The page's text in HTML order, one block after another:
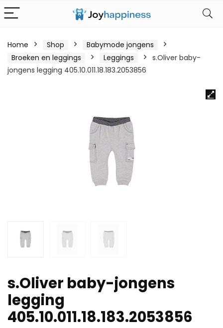
Home Shop
Babymode jongens
Broeken en leggings
Leggings
s.Oliver baby-
jongens legging 405.10.011.18.183.2053856
s.Oliver baby-jongens
legging
405.10.011.18.183.2053856